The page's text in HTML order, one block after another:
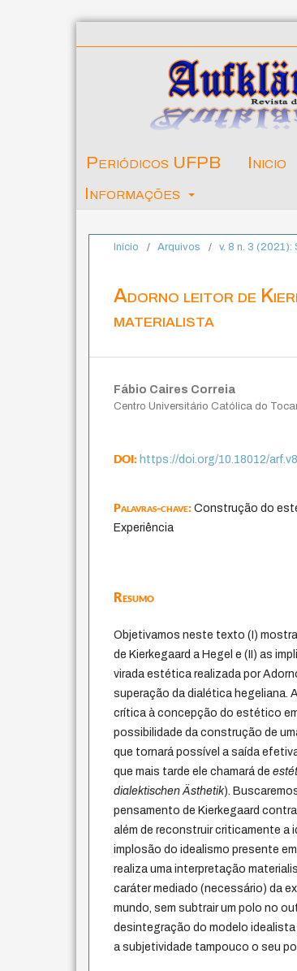
Periódicos UFPB Inicio
Informações
Início / Arquivos / v. 8 n. 3 (2021):
Adorno leitor de
materialista
Fábio Caires Correia
Centro Universitário Católica do
DOI:https://doi.org/10.18012/
Palavras-chave:Construção do
Experiência
Resumo
Objetivamos neste texto (I)
de Kierkegaard a Hegel e (II) as
virada estética realizada por
superação da dialética hegeliana.
crítica à concepção do estético
possibilidade da construção de
que tornará possível a saída
que mais tarde ele chamará de
dialektischen Ästhetik).
pensamento de Kierkegaard
além de reconstruir criticamente a
implosão do idealismo presente
realiza uma interpretação
caráter mediado (necessário) da
mundo, sem subtrair um polo no
desintegração do modelo
a subjetividade tampouco o seu